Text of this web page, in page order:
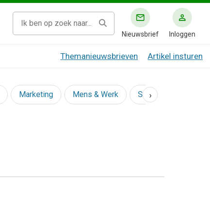
Nieuwsbrief Inloggen
Themanieuwsbrieven Artikel insturen
Marketing Mens & Werk Social
›